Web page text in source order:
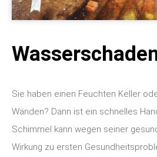
Sie haben einen Feuchten Keller
Wänden? Dann ist ein schnelles
Schimmel kann wegen seiner
Wirkung zu ersten